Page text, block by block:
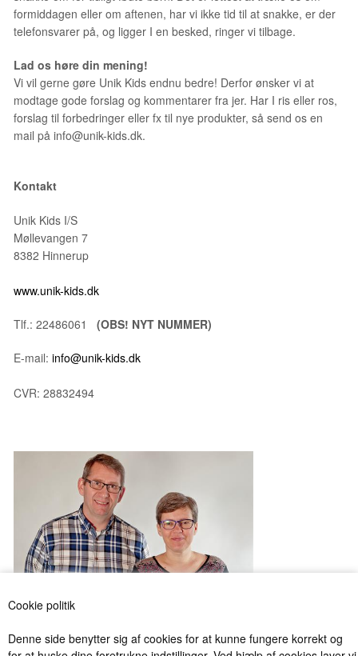
Cookie politik
Denne side benytter sig af cookies for at kunne fungere korrekt og
formiddagen eller om aftenen, har vi ikke tid til at snakke, er der
telefonsvarer på, og ligger I en besked, ringer vi tilbage.
Lad os høre din mening!
Vi vil gerne gøre Unik Kids endnu bedre! Derfor ønsker vi at
modtage gode forslag og kommentarer fra jer. Har I ris eller ros,
forslag til forbedringer eller fx til nye produkter, så send os en
mail på info@unik-kids.dk.
Kontakt
Unik Kids I/S
Møllevangen 7
8382 Hinnerup
www.unik-kids.dk
Tlf.: 22486061 (OBS! NYT NUMMER)
E-mail: info@unik-kids.dk
CVR: 28832494